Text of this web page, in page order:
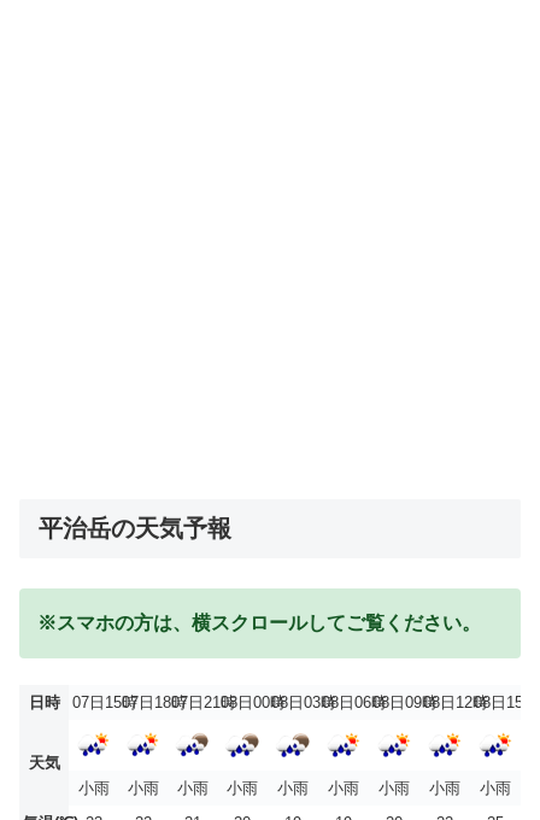
平治岳の天気予報
※スマホの方は、横スクロールしてご覧ください。
日時 07日15時07日18時07日21時08日00時08日03時08日06時08日09時08日12時08日15時
天気
小雨
小雨 小雨 小雨 小雨 小雨 小雨 小雨
小雨